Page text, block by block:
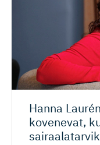
Hanna
kovenevat,